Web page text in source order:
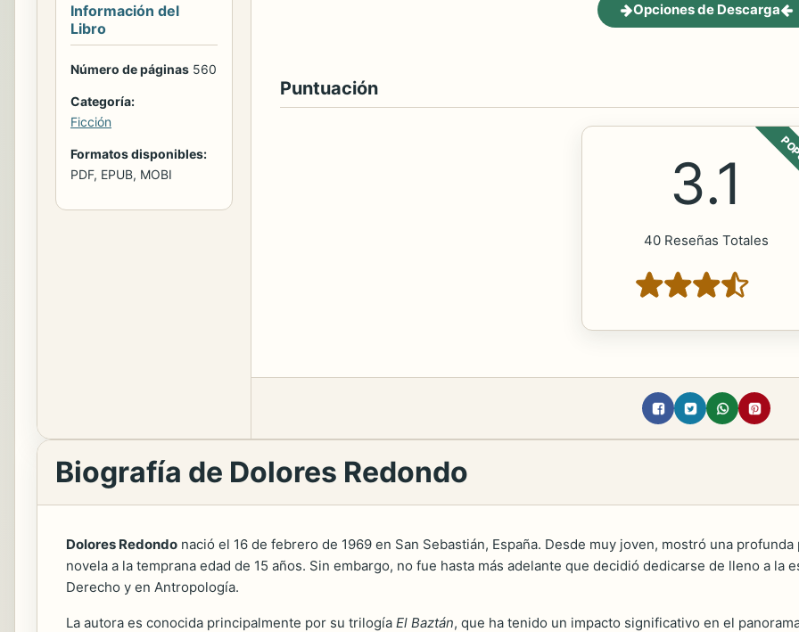
Información del
Libro
Número de páginas 560
Categoría:
Ficción
Formatos disponibles:
PDF, EPUB, MOBI
Opciones de Descarga
Puntuación
3.1
40 Reseñas Totales
Biografía de Dolores Redondo
Dolores Redondo nació el 16 de febrero de 1969 en San Sebastián, España. Desde muy joven, mostró una
novela a la temprana edad de 15 años. Sin embargo, no fue hasta más adelante que decidió dedicarse de lleno a la
Derecho y en Antropología.
La autora es conocida principalmente por su trilogía El Baztán, que ha tenido un impacto significativo en el